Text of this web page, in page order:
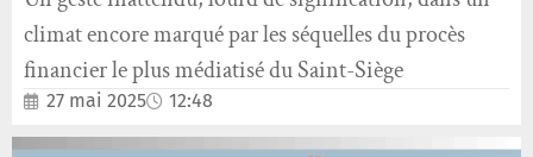
climat encore marqué par les séquelles du procès
financier le plus médiatisé du Saint-Siège
27 mai 2025 12:48